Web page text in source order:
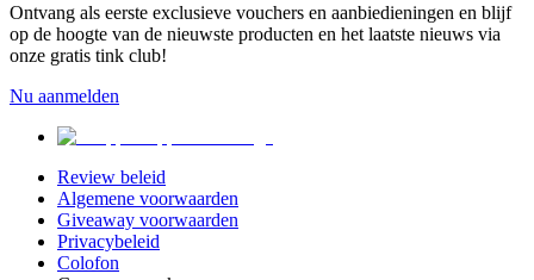
Ontvang als eerste exclusieve vouchers en aanbiedieningen en blijf
op de hoogte van de nieuwste producten en het laatste nieuws via
onze gratis tink club!
Nu aanmelden
Review beleid
Algemene voorwaarden
Giveaway voorwaarden
Privacybeleid
Colofon